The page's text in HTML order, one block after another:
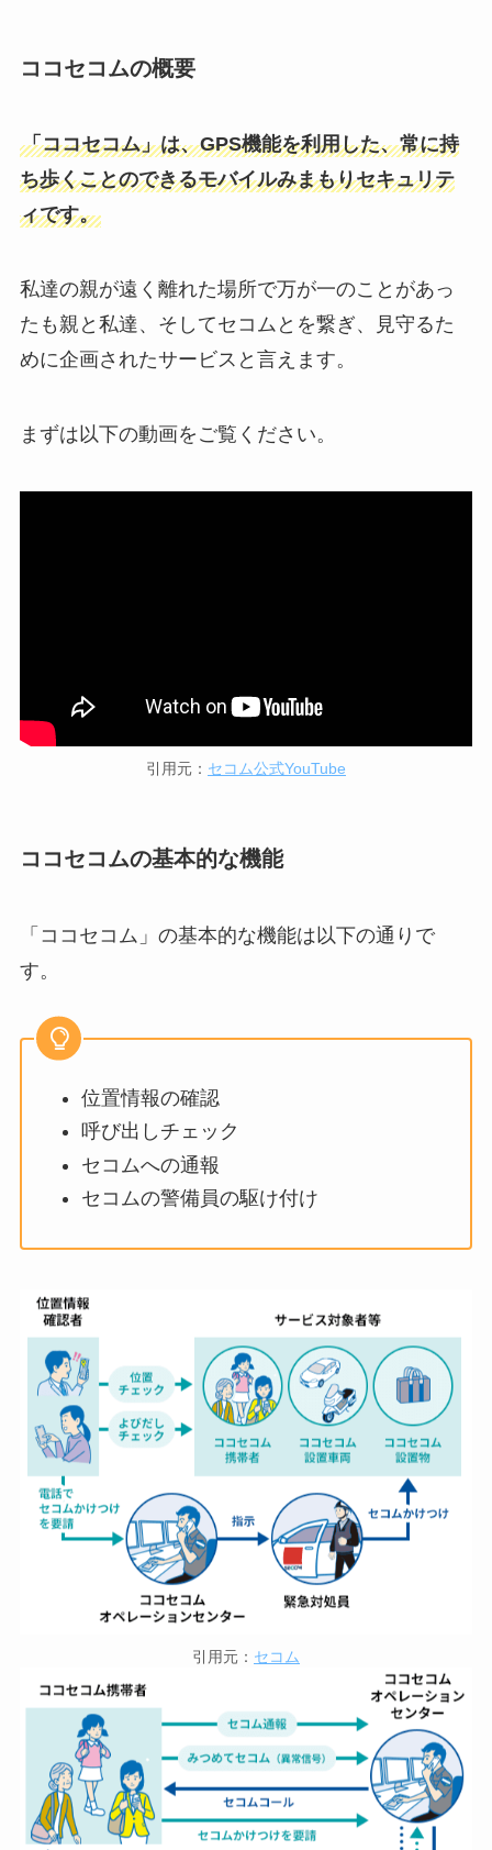
ココセコムの概要
「ココセコム」は、GPS機能を利用した、常に持
ち歩くことのできるモバイルみまもりセキュリテ
ィです。
私達の親が遠く離れた場所で万が一のことがあっ
たも親と私達、そしてセコムとを繋ぎ、見守るた
めに企画されたサービスと言えます。
まずは以下の動画をご覧ください。
引用元： セコム公式YouTube
ココセコムの基本的な機能
「ココセコム」の基本的な機能は以下の通りで
す。
位置情報の確認
呼び出しチェック
セコムへの通報
セコムの警備員の駆け付け
引用元： セコム